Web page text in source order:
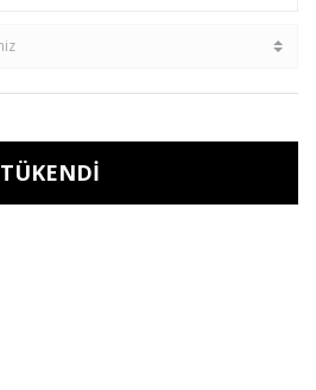
TÜKENDİ